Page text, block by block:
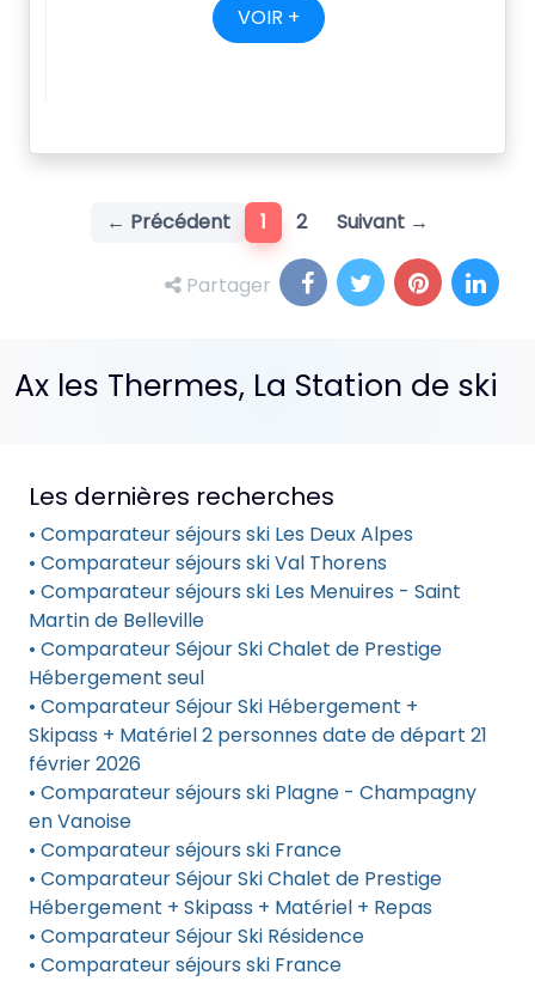
VOIR +
← Précédent 1(current)
2 Suivant →
Partager
Ax les Thermes, La Station de ski
Les dernières recherches
• Comparateur séjours ski Les Deux Alpes
• Comparateur séjours ski Val Thorens
• Comparateur séjours ski Les Menuires - Saint
Martin de Belleville
• Comparateur Séjour Ski Chalet de Prestige
Hébergement seul
• Comparateur Séjour Ski Hébergement +
Skipass + Matériel 2 personnes date de départ 21
février 2026
• Comparateur séjours ski Plagne - Champagny
en Vanoise
• Comparateur séjours ski France
• Comparateur Séjour Ski Chalet de Prestige
Hébergement + Skipass + Matériel + Repas
• Comparateur Séjour Ski Résidence
• Comparateur séjours ski France